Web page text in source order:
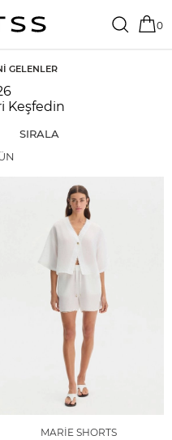
0
GELENLER
Keşfedin
SIRALA
MARIE SHORTS